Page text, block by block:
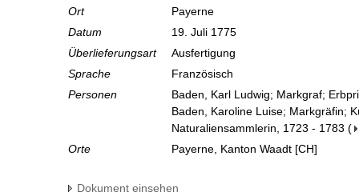
Ort
Payerne
Datum
19. Juli 1775
Überlieferungsart
Ausfertigung
Sprache
Französisch
Personen
Baden, Karl Ludwig; Markgraf;
Baden, Karoline Luise; Markgräfin;
Naturaliensammlerin, 1723 - 1783 (
Orte
Payerne, Kanton Waadt [CH]
Dokument einsehen